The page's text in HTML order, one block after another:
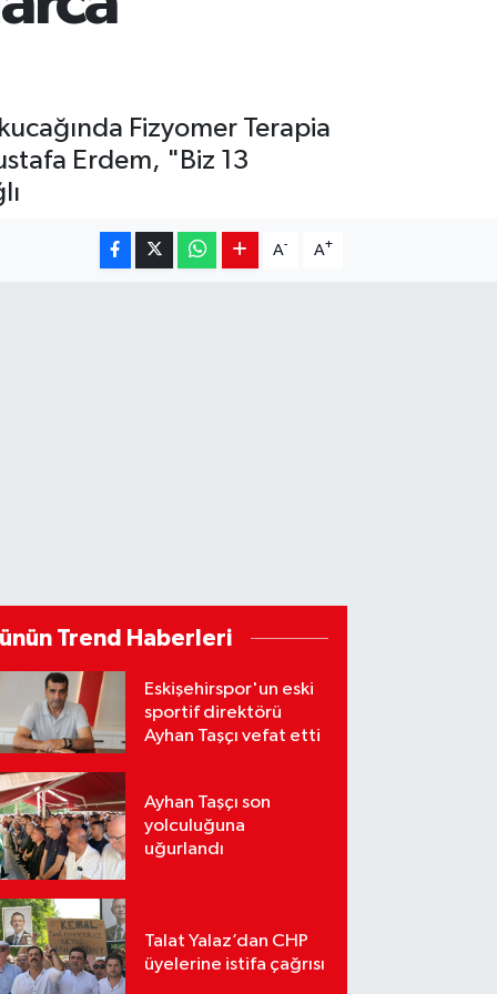
Fizyomer Terapia
Erdem, "Biz 13
A- A+
Trend Haberleri
Eskişehirspor'un eski
sportif direktörü
Ayhan Taşçı vefat etti
Ayhan Taşçı son
yolculuğuna
uğurlandı
Talat Yalaz’dan CHP
üyelerine istifa çağrısı